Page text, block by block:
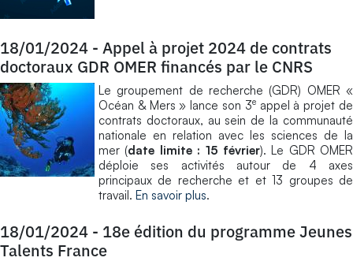
18/01/2024 - Appel à projet 2024 de contrats
doctoraux GDR OMER financés par le CNRS
Le groupement de recherche (GDR) OMER «
Océan & Mers » lance son 3eappel à projet de
contrats doctoraux, au sein de la communauté
nationale en relation avec les sciences de la
mer (date limite : 15 février). Le GDR OMER
déploie ses activités autour de 4 axes
principaux de recherche et et 13 groupes de
travail. En savoir plus.
18/01/2024 - 18e édition du programme Jeunes
Talents France